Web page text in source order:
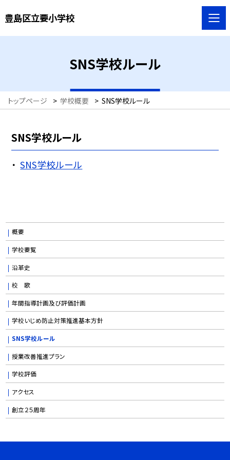
豊島区立要小学校
SNS学校ルール
トップページ > 学校概要 > SNS学校ルール
SNS学校ルール
SNS学校ルール
概要
学校要覧
沿革史
校 歌
年間指導計画及び評価計画
学校いじめ防止対策推進基本方針
SNS学校ルール
授業改善推進プラン
学校評価
アクセス
創立２５周年